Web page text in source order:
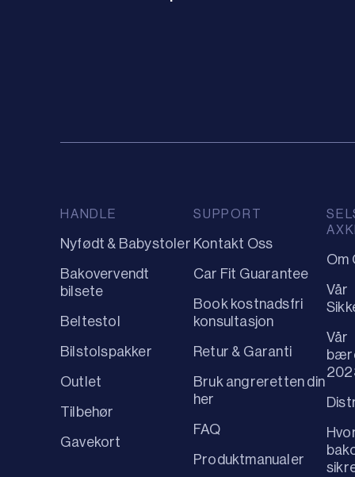
HANDLE
Nyfødt & Babystoler
Bakovervendt
bilsete
Beltestol
Bilstolspakker
Outlet
Tilbehør
Gavekort
SUPPORT
Kontakt Oss
Car Fit Guarantee
Book kostnadsfri
konsultasjon
Retur & Garanti
Bruk angreretten din
her
FAQ
Produktmanualer
Om
Vår
Vår